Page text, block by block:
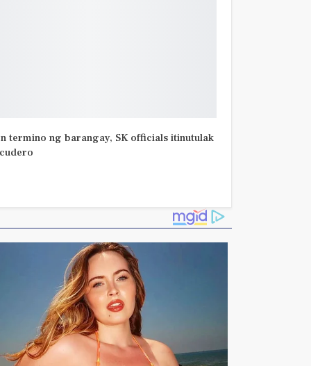
termino ng barangay, SK officials itinutulak